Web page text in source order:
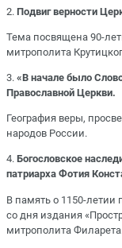
2. Подвиг верности
Тема посвящена 90-
митрополита
3. «В начале было
Православной Церкви.
География веры,
народов России.
4. Богословское
патриарха Фотия
В память о 1150-летии
со дня издания
митрополита Филарета.